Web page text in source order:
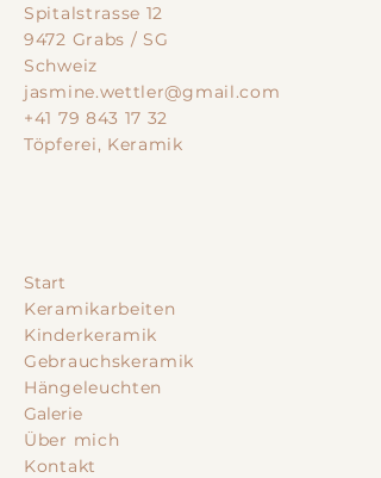
Spitalstrasse 12
9472 Grabs / SG
Schweiz
jasmine.wettler@gmail.com
+41 79 843 17 32
Töpferei, Keramik
Start
Keramikarbeiten
Kinderkeramik
Gebrauchskeramik
Hängeleuchten
Galerie
Über mich
Kontakt